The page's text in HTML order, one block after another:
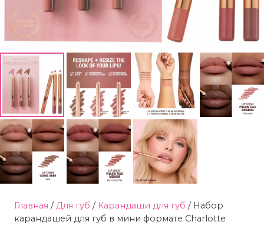
Главная / Для губ / Карандаши для губ / Набор
карандашей для губ в мини формате Charlotte